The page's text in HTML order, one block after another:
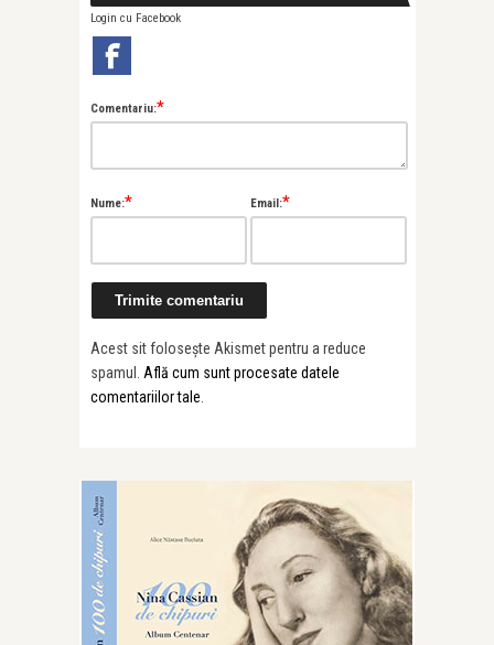
Login cu Facebook
Comentariu:*
Nume:* Email:*
Acest sit folosește Akismet pentru a reduce
spamul. Află cum sunt procesate datele
comentariilor tale